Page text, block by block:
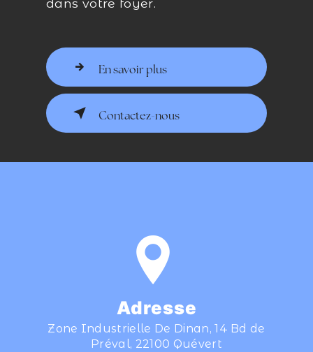
dans votre foyer.
En savoir plus
Contactez-nous
Adresse
Zone Industrielle De Dinan, 14 Bd de
Préval, 22100 Quévert